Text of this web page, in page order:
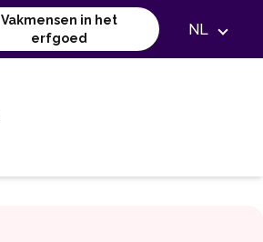
Vakmensen in het
erfgoed
NL